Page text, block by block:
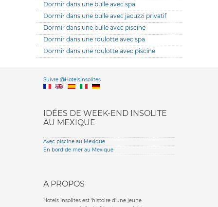
Dormir dans une bulle avec spa
Dormir dans une bulle avec jacuzzi privatif
Dormir dans une bulle avec piscine
Dormir dans une roulotte avec spa
Dormir dans une roulotte avec piscine
Suivre @HotelsInsolitesVersione
IDÉES DE WEEK-END INSOLITE
AU MEXIQUE
Avec piscine au Mexique
En bord de mer au Mexique
A PROPOS
Hotels Insolites est 'histoire d'une jeune